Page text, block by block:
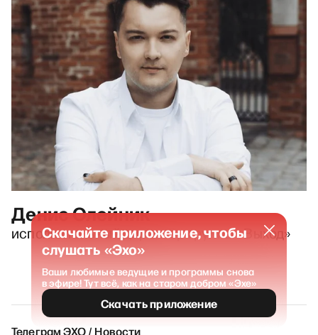
Денис Олейник
исполнительный директор группы «Выход»
Скачайте приложение, чтобы
слушать «Эхо»
Ваши любимые ведущие и программы снова
в эфире! Тут всё, как на старом добром «Эхе»
Скачать приложение
Телеграм ЭХО / Новости